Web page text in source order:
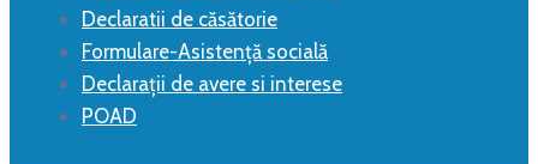
Declaratii de căsătorie
Formulare-Asistență socială
Declarații de avere si interese
POAD